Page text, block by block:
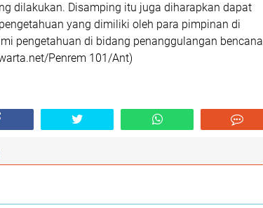
dilakukan. Disamping itu juga diharapkan dapat
yang dimiliki oleh para pimpinan di
pengetahuan di bidang penanggulangan bencana
Penrem 101/Ant)